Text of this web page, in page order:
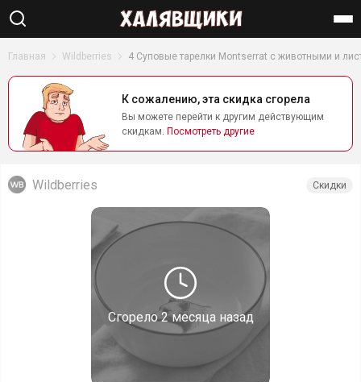
Найти
Главная Wildberries 4 Суповые тарелки Montserrat с животными и
К сожалению, эта скидка сгорела
Вы можете перейти к другим действующим
скидкам. Посмотреть другие
Сгорело2 месяца назад
Wildberries Скидки